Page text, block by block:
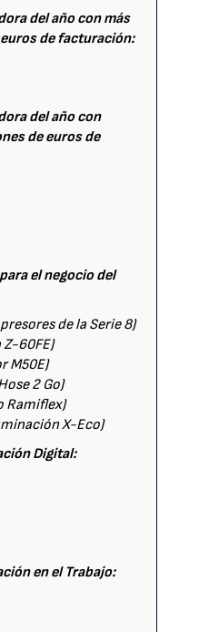
del año con más
de facturación:
del año con
de euros de
el negocio del
de la Serie 8)
60FE)
M50E)
2 Go)
Ramiflex)
X-Eco)
Digital:
en el Trabajo: